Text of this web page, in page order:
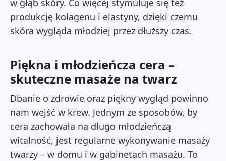
w głąb skóry. Co więcej stymuluje się też
produkcję kolagenu i elastyny, dzięki czemu
skóra wygląda młodziej przez dłuższy czas.
Piękna i młodzieńcza cera –
skuteczne masaże na twarz
Dbanie o zdrowie oraz piękny wygląd powinno
nam wejść w krew. Jednym ze sposobów, by
cera zachowała na długo młodzieńczą
witalność, jest regularne wykonywanie masaży
twarzy – w domu i w gabinetach masażu. To